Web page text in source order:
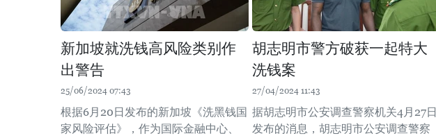
新加坡就洗钱高风险类别作
出警告
25/06/2024 07:43
根据6月20日发布的新加坡《洗黑钱国
家风险评估》，作为国际金融中心、
胡志明市警方破获一起特大
洗钱案
27/04/2024 11:43
据胡志明市公安调查警察机关4月27日
发布的消息，胡志明市公安调查警察